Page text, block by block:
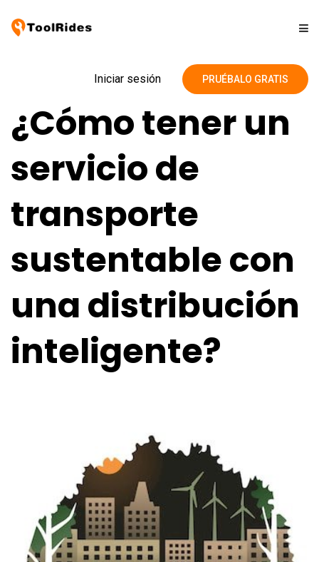
Precios
Contacto
Blog
Iniciar sesión PRUÉBALO GRATIS
¿Cómo tener un
servicio de
transporte
sustentable con
una distribución
inteligente?